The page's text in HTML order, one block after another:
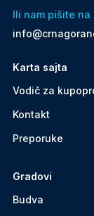
Ili nam pišite na
Karta sajta
Vodič za
Kontakt
Preporuke
Gradovi
Budva